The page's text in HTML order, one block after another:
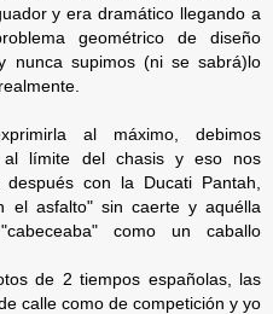
y era dramático llegando a
geométrico de diseño
nunca supimos (ni se sabrá)lo
al máximo, debimos
al límite del chasis y eso nos
con la Ducati Pantah,
el asfalto" sin caerte y aquélla
como un caballo
de 2 tiempos españolas, las
calle como de competición y yo